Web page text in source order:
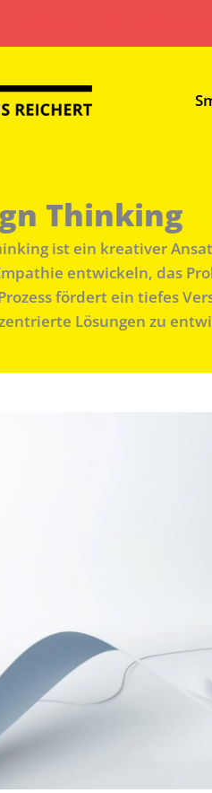
Thinking
ist ein kreativer
entwickeln, das
fördert ein tiefes
Lösungen zu